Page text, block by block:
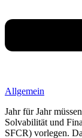
Allgemein
Jahr für Jahr
Solvabilität und
SFCR) vorlegen.